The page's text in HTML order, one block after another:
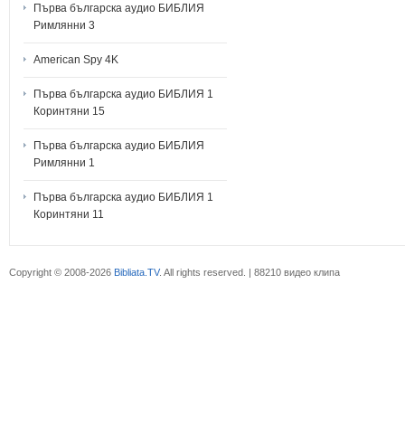
Първа българска аудио БИБЛИЯ
Римлянни 3
American Spy 4K
Първа българска аудио БИБЛИЯ 1
Коринтяни 15
Първа българска аудио БИБЛИЯ
Римлянни 1
Първа българска аудио БИБЛИЯ 1
Коринтяни 11
Copyright © 2008-2026 Bibliata.TV. All rights reserved. | 88210 видео клипа